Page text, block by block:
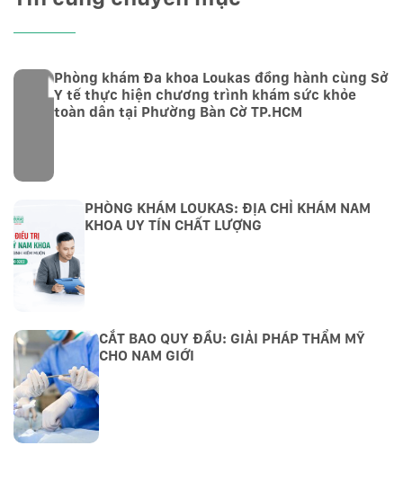
Phòng khám Đa khoa Loukas đồng hành cùng Sở
Y tế thực hiện chương trình khám sức khỏe
toàn dân tại Phường Bàn Cờ TP.HCM
PHÒNG KHÁM LOUKAS: ĐỊA CHỈ KHÁM NAM
KHOA UY TÍN CHẤT LƯỢNG
CẮT BAO QUY ĐẦU: GIẢI PHÁP THẨM MỸ
CHO NAM GIỚI